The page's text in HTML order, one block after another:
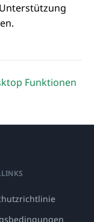
Funktionen